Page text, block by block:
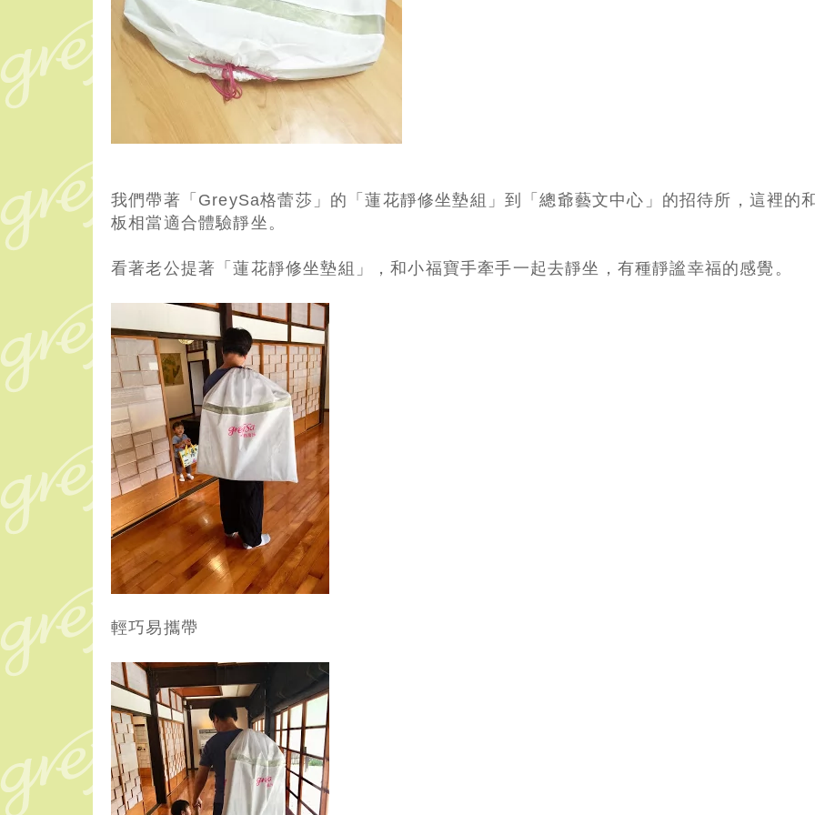
我們帶著「GreySa格蕾莎」的「蓮花靜修坐墊組」到「總爺藝文中心」的招待所，這裡的
板相當適合體驗靜坐。
看著老公提著「蓮花靜修坐墊組」，和小福寶手牽手一起去靜坐，有種靜謐幸福的感覺。
輕巧易攜帶